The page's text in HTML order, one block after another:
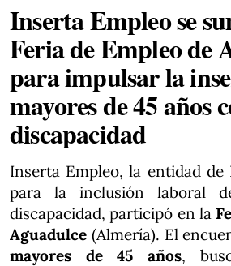
Inserta Empleo se
Feria de Empleo de
para impulsar la
mayores de 45 años
discapacidad
Inserta Empleo, la entidad de
para la inclusión laboral
discapacidad, participó en la
Aguadulce (Almería). El
mayores de 45 años,